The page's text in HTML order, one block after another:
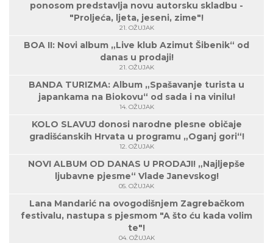
ponosom predstavlja novu autorsku skladbu -
"Proljeća, ljeta, jeseni, zime"!
21. OŽUJAK
BOA II: Novi album „Live klub Azimut Šibenik“ od
danas u prodaji!
21. OŽUJAK
BANDA TURIZMA: Album „Spašavanje turista u
japankama na Biokovu“ od sada i na vinilu!
14. OŽUJAK
KOLO SLAVUJ donosi narodne plesne običaje
gradišćanskih Hrvata u programu „Oganj gori“!
12. OŽUJAK
NOVI ALBUM OD DANAS U PRODAJI! „Najljepše
ljubavne pjesme“ Vlade Janevskog!
05. OŽUJAK
Lana Mandarić na ovogodišnjem Zagrebačkom
festivalu, nastupa s pjesmom "A što ću kada volim
te"!
04. OŽUJAK